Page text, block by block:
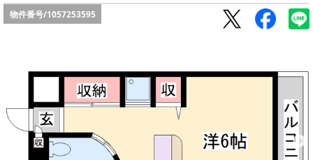
都市ガス物件
ファミリー物件
ペットOK物件
保証人不要物件
物件番号/1057253595